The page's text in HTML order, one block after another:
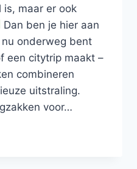
is, maar er ook
Dan ben je hier aan
onderweg bent
een citytrip maakt –
combineren
uitstraling.
voor…